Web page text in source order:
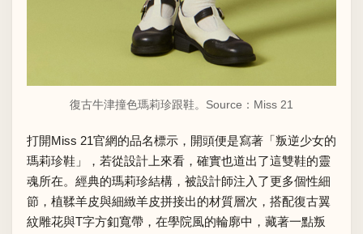
復古牛津撞色瑪莉珍跟鞋。Source： Miss 21
打開Miss 21官網的品名標示，開頭便是寫著「叛逆少女的
瑪莉珍鞋」，若從設計上來看，確實也道出了這雙鞋的靈
魂所在。經典的瑪莉珍結構，被設計師注入了更多個性細
節，植鞣羊皮與細緻羊皮拼接出的材質層次，搭配復古翼
紋雕花與T字方釦寬帶，在學院風的輪廓中，藏著一點叛